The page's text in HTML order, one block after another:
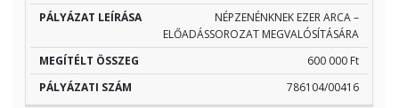
NÉPZENÉNKNEK EZER ARCA –
ELŐADÁSSOROZAT MEGVALÓSÍTÁSÁRA
600 000 Ft
786104/00416